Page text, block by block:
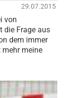
29.07.2015
von
die Frage aus
dem immer
mehr meine